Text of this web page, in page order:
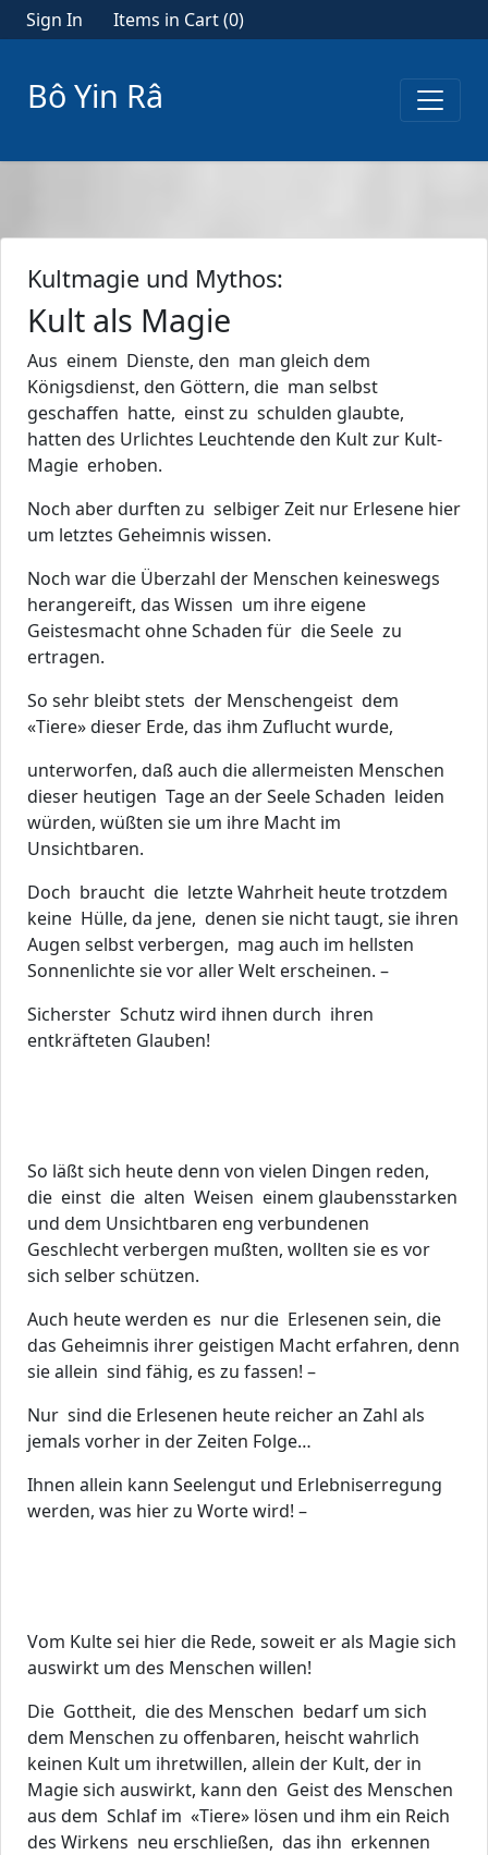
Sign In Items in Cart (0)
Bô Yin Râ
Kultmagie und Mythos:
Kult als Magie
Aus einem Dienste, den man gleich dem
Königsdienst, den Göttern, die man selbst
geschaffen hatte, einst zu schulden glaubte,
hatten des Urlichtes Leuchtende den Kult zur Kult-
Magie erhoben.
Noch aber durften zu selbiger Zeit nur Erlesene hier
um letztes Geheimnis wissen.
Noch war die Überzahl der Menschen keineswegs
herangereift, das Wissen um ihre eigene
Geistesmacht ohne Schaden für die Seele zu
ertragen.
So sehr bleibt stets der Menschengeist dem
«Tiere» dieser Erde, das ihm Zuflucht wurde,
unterworfen, daß auch die allermeisten Menschen
dieser heutigen Tage an der Seele Schaden leiden
würden, wüßten sie um ihre Macht im
Unsichtbaren.
Doch braucht die letzte Wahrheit heute trotzdem
keine Hülle, da jene, denen sie nicht taugt, sie ihren
Augen selbst verbergen, mag auch im hellsten
Sonnenlichte sie vor aller Welt erscheinen. –
Sicherster Schutz wird ihnen durch ihren
entkräfteten Glauben!
So läßt sich heute denn von vielen Dingen reden,
die einst die alten Weisen einem glaubensstarken
und dem Unsichtbaren eng verbundenen
Geschlecht verbergen mußten, wollten sie es vor
sich selber schützen.
Auch heute werden es nur die Erlesenen sein, die
das Geheimnis ihrer geistigen Macht erfahren, denn
sie allein sind fähig, es zu fassen! –
Nur sind die Erlesenen heute reicher an Zahl als
jemals vorher in der Zeiten Folge…
Ihnen allein kann Seelengut und Erlebniserregung
werden, was hier zu Worte wird! –
Vom Kulte sei hier die Rede, soweit er als Magie sich
auswirkt um des Menschen willen!
Die Gottheit, die des Menschen bedarf um sich
dem Menschen zu offenbaren, heischt wahrlich
keinen Kult um ihretwillen, allein der Kult, der in
Magie sich auswirkt, kann den Geist des Menschen
aus dem Schlaf im «Tiere» lösen und ihm ein Reich
des Wirkens neu erschließen, das ihn erkennen